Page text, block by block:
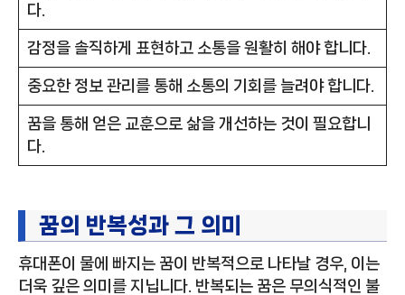
다.
감정을 솔직하게 표현하고 소통을 원활히 해야 합니다.
중요한 정보 관리를 통해 소통의 기회를 늘려야 합니다.
꿈을 통해 얻은 교훈으로 삶을 개선하는 것이 필요합니
다.
꿈의 반복성과 그 의미
휴대폰이 물에 빠지는 꿈이 반복적으로 나타날 경우, 이는
더욱 깊은 의미를 지닙니다. 반복되는 꿈은 무의식적인 불